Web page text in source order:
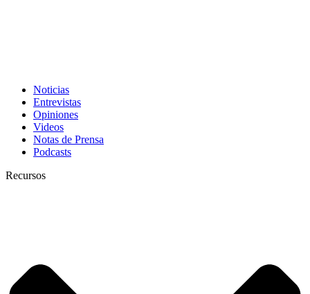
Noticias
Entrevistas
Opiniones
Videos
Notas de Prensa
Podcasts
Recursos